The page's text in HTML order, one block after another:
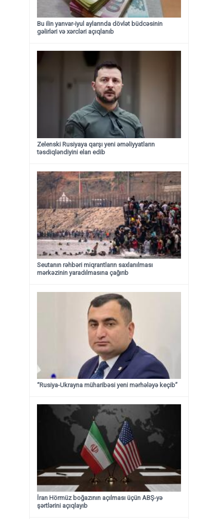
Bu ilin yanvar-iyul aylarında dövlət büdcəsinin
gəlirləri və xərcləri açıqlanıb
Zelenski Rusiyaya qarşı yeni əməliyyatların
təsdiqləndiyini elan edib
Seutanın rəhbəri miqrantların saxlanılması
mərkəzinin yaradılmasına çağırıb
“Rusiya-Ukrayna müharibəsi yeni mərhələyə keçib”
İran Hörmüz boğazının açılması üçün ABŞ-yə
şərtlərini açıqlayıb